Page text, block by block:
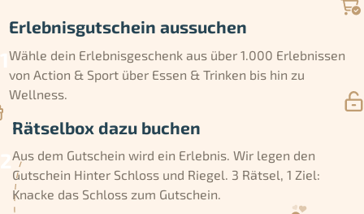
Erlebnisgutschein aussuchen
Wähle dein Erlebnisgeschenk aus über 1.000 Erlebnissen
von Action & Sport über Essen & Trinken bis hin zu
Wellness.
Rätselbox dazu buchen
Aus dem Gutschein wird ein Erlebnis. Wir legen den
Gutschein Hinter Schloss und Riegel. 3 Rätsel, 1 Ziel:
Knacke das Schloss zum Gutschein.